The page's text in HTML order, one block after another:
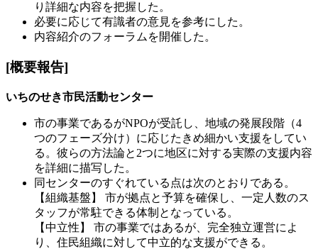
り詳細な内容を把握した。
必要に応じて有識者の意見を参考にした。
内容紹介のフォーラムを開催した。
[概要報告]
いちのせき市民活動センター
市の事業であるがNPOが受託し、地域の発展段階（4
つのフェーズ分け）に応じたきめ細かい支援をしてい
る。彼らの方法論と2つに地区に対する実際の支援内容
を詳細に描写した。
同センターのすぐれている点は次のとおりである。
【組織基盤】 市が拠点と予算を確保し、一定人数のス
タッフが常駐できる体制となっている。
【中立性】 市の事業ではあるが、完全独立運営によ
り、住民組織に対して中立的な支援ができる。